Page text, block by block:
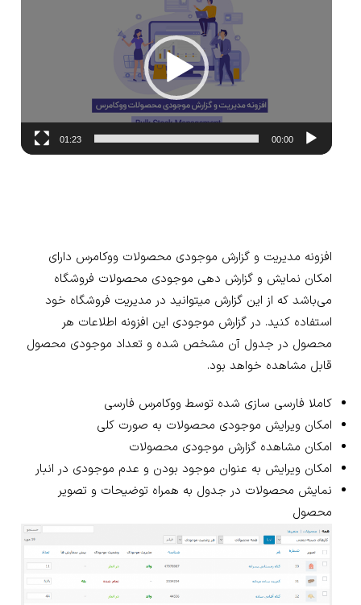
00:00
01:23
افزونه مدیریت و گزارش موجودی محصولات ووکامرس دارای
امکان نمایش و گزارش دهی موجودی محصولات فروشگاه
می‌باشد که از این گزارش میتوانید در مدیریت فروشگاه خود
استفاده کنید. در گزارش موجودی این افزونه اطلاعات هر
محصول در جدول آن مشخص شده و تعداد موجودی محصول
قابل مشاهده خواهد بود.
کاملا فارسی سازی شده توسط ووکامرس فارسی
امکان ویرایش موجودی محصولات به صورت کلی
امکان مشاهده گزارش موجودی محصولات
امکان ویرایش به عنوان موجود بودن و عدم موجودی در انبار
نمایش محصولات در جدول به همراه توضیحات و تصویر
محصول